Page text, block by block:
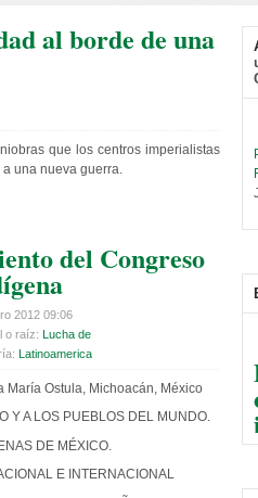
al borde de una
que los centros imperialistas
una nueva guerra.
del Congreso
2012 09:06
o raíz: Lucha de
Latinoamerica
María Ostula, Michoacán, México
Y A LOS PUEBLOS DEL MUNDO.
DE MÉXICO.
E INTERNACIONAL